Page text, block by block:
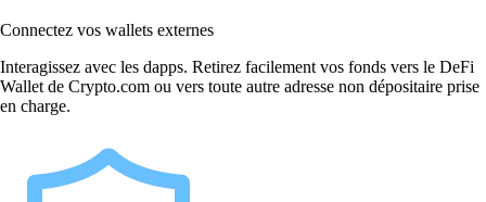
Connectez vos wallets externes
Interagissez avec les dapps. Retirez facilement vos fonds vers le DeFi
Wallet de Crypto.com ou vers toute autre adresse non dépositaire prise
en charge.